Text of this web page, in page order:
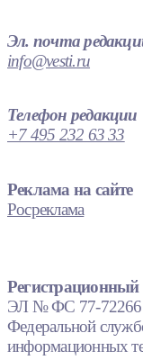
Эл. почта
info@vesti.ru
Телефон редакции
+7 495 232 63 33
Реклама на сайте
Росреклама
Регистрационный
ЭЛ № ФС 77-72266
Федеральной
информационных